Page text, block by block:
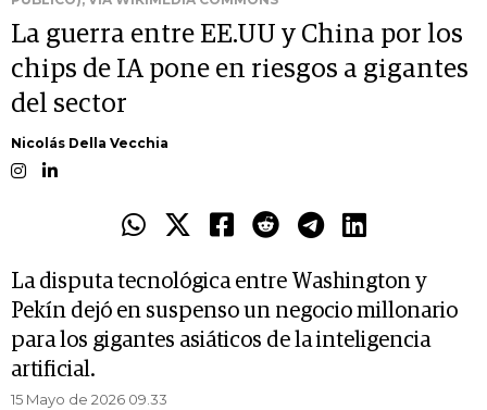
La guerra entre EE.UU y China por los
chips de IA pone en riesgos a gigantes
del sector
Nicolás Della Vecchia
La disputa tecnológica entre Washington y
Pekín dejó en suspenso un negocio millonario
para los gigantes asiáticos de la inteligencia
artificial.
15 Mayo de 2026 09.33